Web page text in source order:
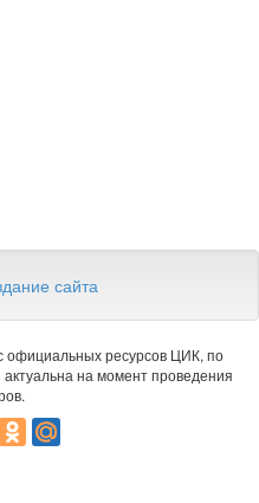
сайта
ресурсов ЦИК, по
на момент проведения